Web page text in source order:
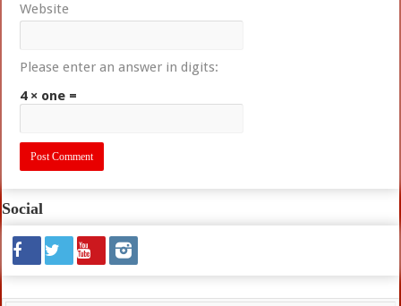
Website
Please enter an answer in digits:
4 × one =
Social